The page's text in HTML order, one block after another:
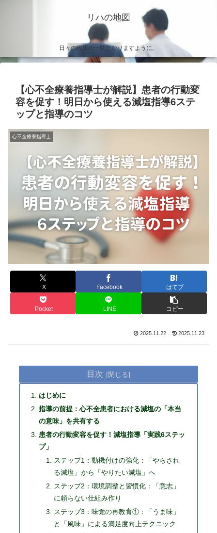
リハの地図
日々の臨床の一助となりますように。
【心不全療養指導士が解説】患者の行動変
容を促す！明日から使える減塩指導6ステ
ップと指導のコツ
心不全療養指導士
X Facebook はてブ
Pocket LINE コピー
2025.11.22 2025.11.23
目次
はじめに
指導の前提：心不全患者における減塩の「本当
の意味」を共有する
患者の行動変容を促す！減塩指導「実践6ステッ
プ」
ステップ1：動機付けの強化：「やらされ
る減塩」から「やりたい減塩」へ
ステップ2：環境調整と習慣化：「意志」
に頼らない仕組み作り
ステップ3：味覚の再教育①：「うま味」
と「風味」による満足度向上テクニック